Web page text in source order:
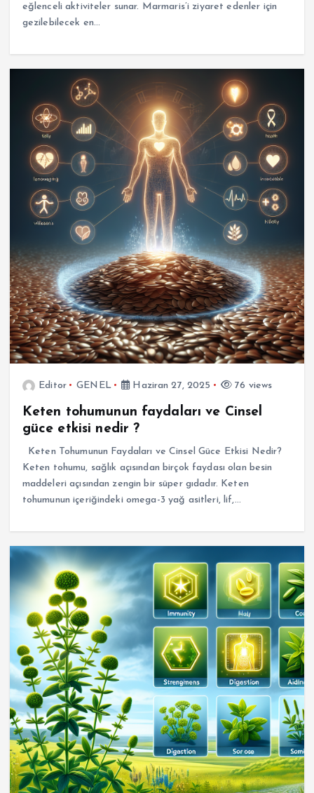
eğlenceli aktiviteler sunar. Marmaris’i ziyaret edenler için
gezilebilecek en…
Editor GENEL Haziran 27, 2025 76 views
Keten tohumunun faydaları ve Cinsel
güce etkisi nedir ?
Keten Tohumunun Faydaları ve Cinsel Güce Etkisi Nedir?
Keten tohumu, sağlık açısından birçok faydası olan besin
maddeleri açısından zengin bir süper gıdadır. Keten
tohumunun içeriğindeki omega-3 yağ asitleri, lif,…